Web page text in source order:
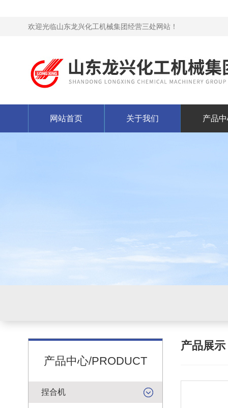
欢迎光临山东龙兴化工机械集团经营三处网站！
网站首页 关于我们 产品
产品中心/PRODUCT
捏合机
产品展示